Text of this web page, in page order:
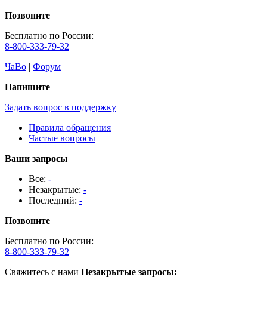
Позвоните
Бесплатно по России:
8-800-333-79-32
ЧаВо | Форум
Напишите
Задать вопрос в поддержку
Правила обращения
Частые вопросы
Ваши запросы
Все: -
Незакрытые: -
Последний: -
Позвоните
Бесплатно по России:
8-800-333-79-32
Свяжитесь с нами Незакрытые запросы: